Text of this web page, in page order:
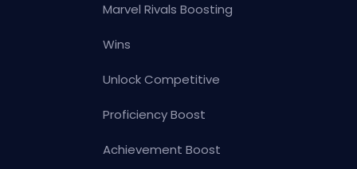
Marvel Rivals Boosting
Wins
Unlock Competitive
Proficiency Boost
Achievement Boost